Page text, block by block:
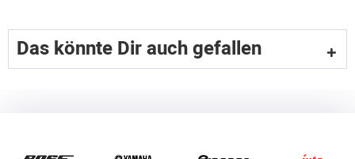
Das könnte Dir auch gefallen